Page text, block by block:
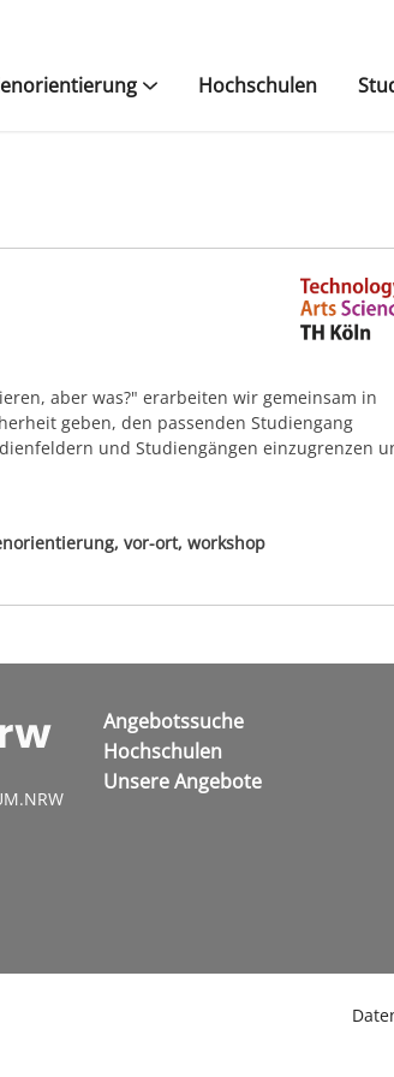
Hochschulen
aber was?" erarbeiten wir gemeinsam in
geben, den passenden Studiengang
und Studiengängen einzugrenzen
vor-ort, workshop
Angebotssuche
Hochschulen
Unsere Angebote